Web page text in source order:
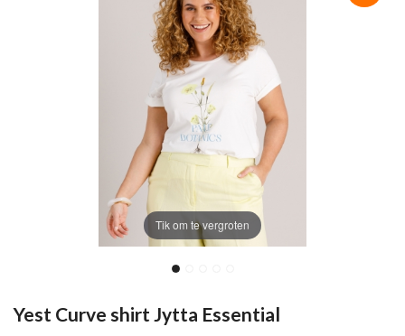
Tik om te vergroten
Yest Curve shirt Jytta Essential